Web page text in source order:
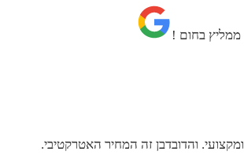
ממליץ בחום !
והדובדבן זה המחיר האטרקטיבי.